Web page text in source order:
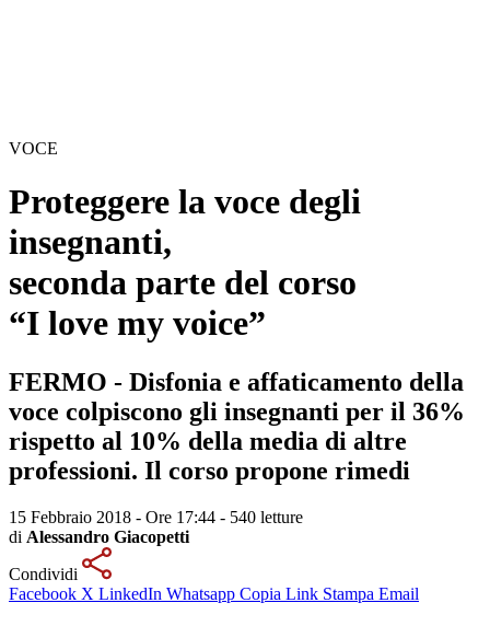
VOCE
Proteggere la voce degli
insegnanti,
seconda parte del corso
“I love my voice”
FERMO - Disfonia e affaticamento della
voce colpiscono gli insegnanti per il 36%
rispetto al 10% della media di altre
professioni. Il corso propone rimedi
15 Febbraio 2018 - Ore 17:44 - 540 letture
di Alessandro Giacopetti
Condividi
Facebook X LinkedIn Whatsapp Copia Link Stampa Email